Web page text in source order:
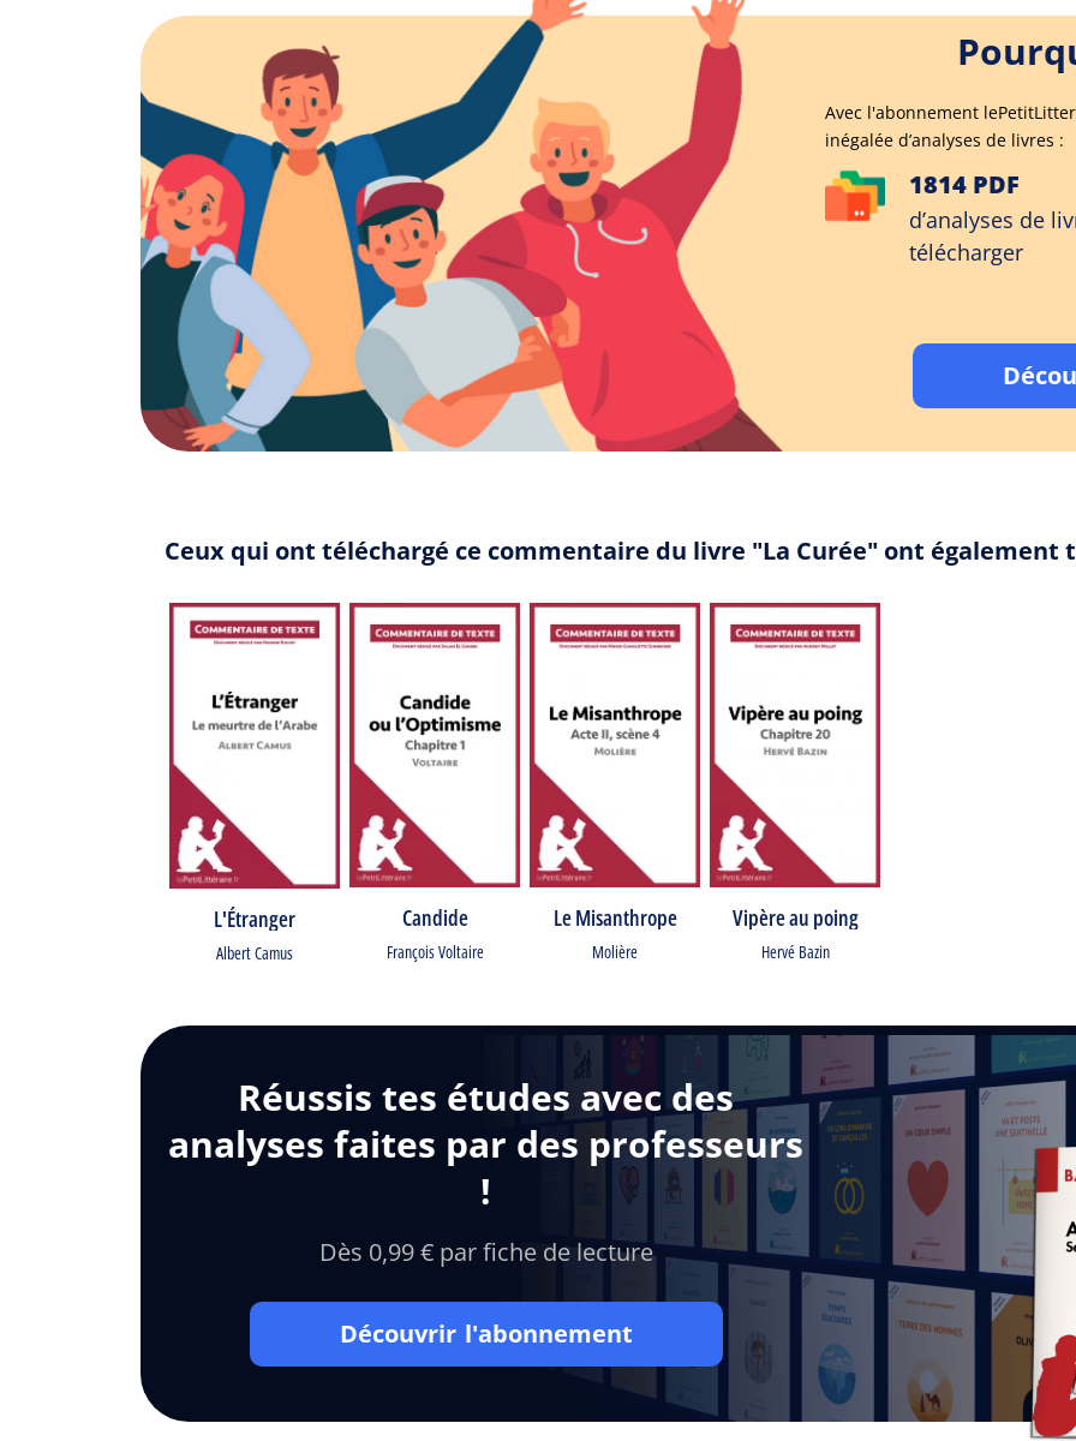
Avec l'abonnement
inégalée d’analyses de livres :
1814 PDF
d’analyses de
télécharger
Ceux qui ont téléchargé ce commentaire du livre "La Curée" ont également
L'Étranger
Albert Camus
Candide
François Voltaire
Le Misanthrope
Molière
Vipère au poing
Hervé Bazin
Réussis tes études avec des
analyses faites par des professeurs
!
Dès 0,99 € par fiche de lecture
Découvrir l'abonnement